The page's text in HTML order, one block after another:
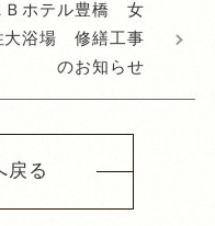
Ｂホテル豊橋 女
大浴場 修繕工事
のお知らせ
戻る